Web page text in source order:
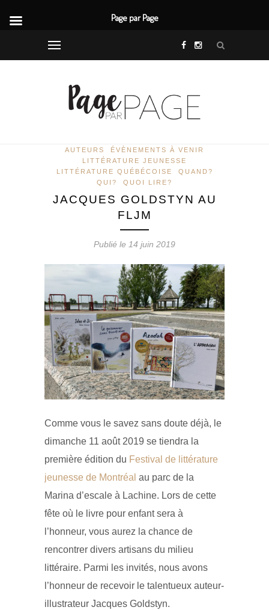
AUTEURS
ÉVÈNEMENTS À VENIR
LITTÉRATURE JEUNESSE
LITTÉRATURE QUÉBÉCOISE
QUAND?
QUI?
QUOI LIRE?
JACQUES GOLDSTYN AU
FLJM
Publié le 14 juin 2019
Comme vous le savez sans doute déjà, le
dimanche 11 août 2019 se tiendra la
première édition du Festival de littérature
jeunesse de Montréal au parc de la
Marina d’escale à Lachine. Lors de cette
fête où le livre pour enfant sera à
l’honneur, vous aurez la chance de
rencontrer divers artisans du milieu
littéraire. Parmi les invités, nous avons
l’honneur de recevoir le talentueux auteur-
illustrateur Jacques Goldstyn.
Page par Page